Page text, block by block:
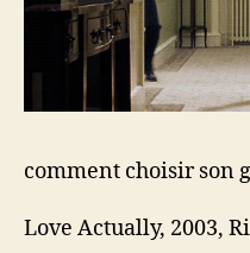
comment choisir son
Love Actually, 2003,